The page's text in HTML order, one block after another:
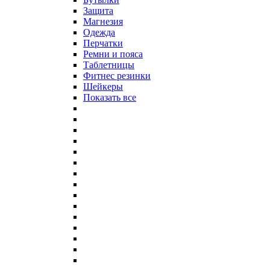
Защита
Магнезия
Одежда
Перчатки
Ремни и пояса
Таблетницы
Фитнес резинки
Шейкеры
Показать все